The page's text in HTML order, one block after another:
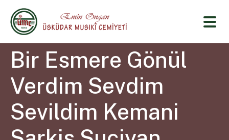
Bir Esmere Gönül
Verdim Sevdim
Sevildim Kemani